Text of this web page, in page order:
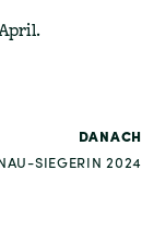
DANACH
SIEGERIN 2024